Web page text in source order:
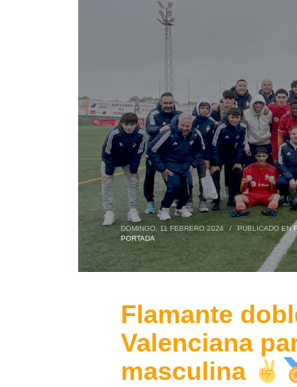
DOMINGO, 11 FEBRERO 2024 / PUBLICADO EN
PORTADA
Flamante
Valenciana
masculina